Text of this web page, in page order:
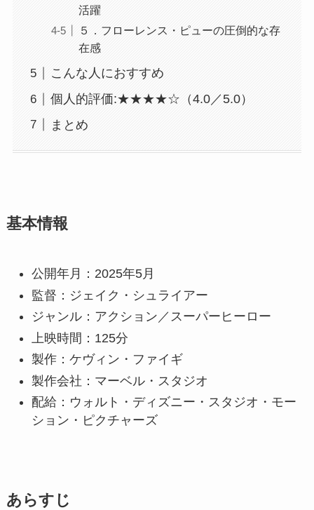
活躍
５．フローレンス・ピューの圧倒的な存
在感
こんな人におすすめ
個人的評価:★★★★☆（4.0／5.0）
まとめ
基本情報
公開年月：2025年5月
監督：ジェイク・シュライアー
ジャンル：アクション／スーパーヒーロー
上映時間：125分
製作：ケヴィン・ファイギ
製作会社：マーベル・スタジオ
配給：ウォルト・ディズニー・スタジオ・モー
ション・ピクチャーズ
あらすじ